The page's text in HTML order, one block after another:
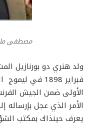
مصطفى
فبراير 1898
الأولى ضمن الجيش
يعرف حينذاك بمكتب